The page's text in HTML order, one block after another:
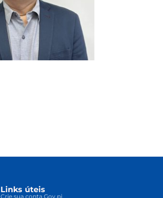
Links úteis
Crie sua conta Gov.pi